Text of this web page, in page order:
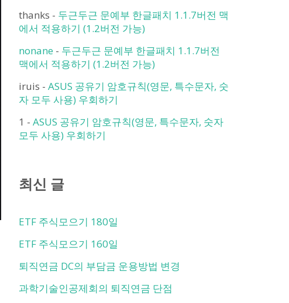
thanks - 두근두근 문예부 한글패치 1.1.7버전 맥
에서 적용하기 (1.2버전 가능)
nonane - 두근두근 문예부 한글패치 1.1.7버전
맥에서 적용하기 (1.2버전 가능)
iruis - ASUS 공유기 암호규칙(영문, 특수문자, 숫
자 모두 사용) 우회하기
1 - ASUS 공유기 암호규칙(영문, 특수문자, 숫자
모두 사용) 우회하기
최신 글
ETF 주식모으기 180일
ETF 주식모으기 160일
퇴직연금 DC의 부담금 운용방법 변경
과학기술인공제회의 퇴직연금 단점